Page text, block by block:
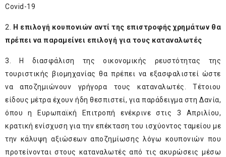
Covid-19
2. Η επιλογή κουπονιών αντί της επιστροφής χρημάτων θα
πρέπει να παραμείνει επιλογή για τους καταναλωτές
3. Η διασφάλιση της οικονομικής ρευστότητας της
τουριστικής βιομηχανίας θα πρέπει να εξασφαλιστεί ώστε
να αποζημιώνουν γρήγορα τους καταναλωτές. Τέτοιου
είδους μέτρα έχουν ήδη θεσπιστεί, για παράδειγμα στη Δανία,
όπου η Ευρωπαϊκή Επιτροπή ενέκρινε στις 3 Απριλίου,
κρατική ενίσχυση για την επέκταση του ισχύοντος ταμείου με
την κάλυψη αξιώσεων αποζημίωσης λόγω κουπονιών που
προτείνονται στους καταναλωτές από τις ακυρώσεις μέσω